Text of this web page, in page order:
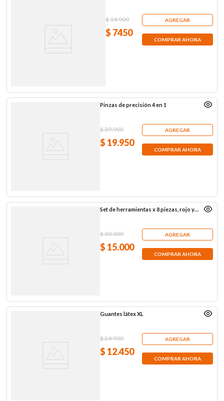
$14.900
$ 7450
AGREGAR
COMPRAR AHORA
Pinzas de precisión 4 en 1
$39.900
$ 19.950
AGREGAR
COMPRAR AHORA
Set de herramientas x 8 piezas, rojo y
$30.000
$ 15.000
AGREGAR
COMPRAR AHORA
Guantes látex XL
$24.900
$ 12.450
AGREGAR
COMPRAR AHORA